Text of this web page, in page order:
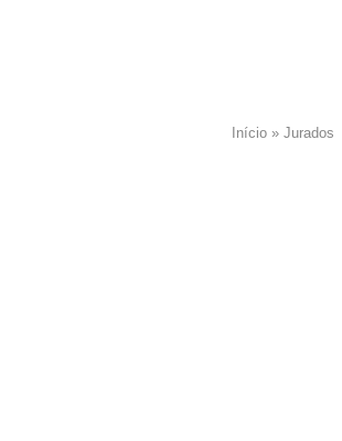
Início» Jurados